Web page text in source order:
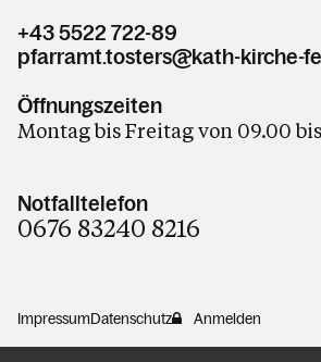
+43 5522 722-89
pfarramt.tosters@kath-kirche-
Öffnungszeiten
Montag bis Freitag von 09.00
Notfalltelefon
0676 83240 8216
ImpressumDatenschutz Anmelden